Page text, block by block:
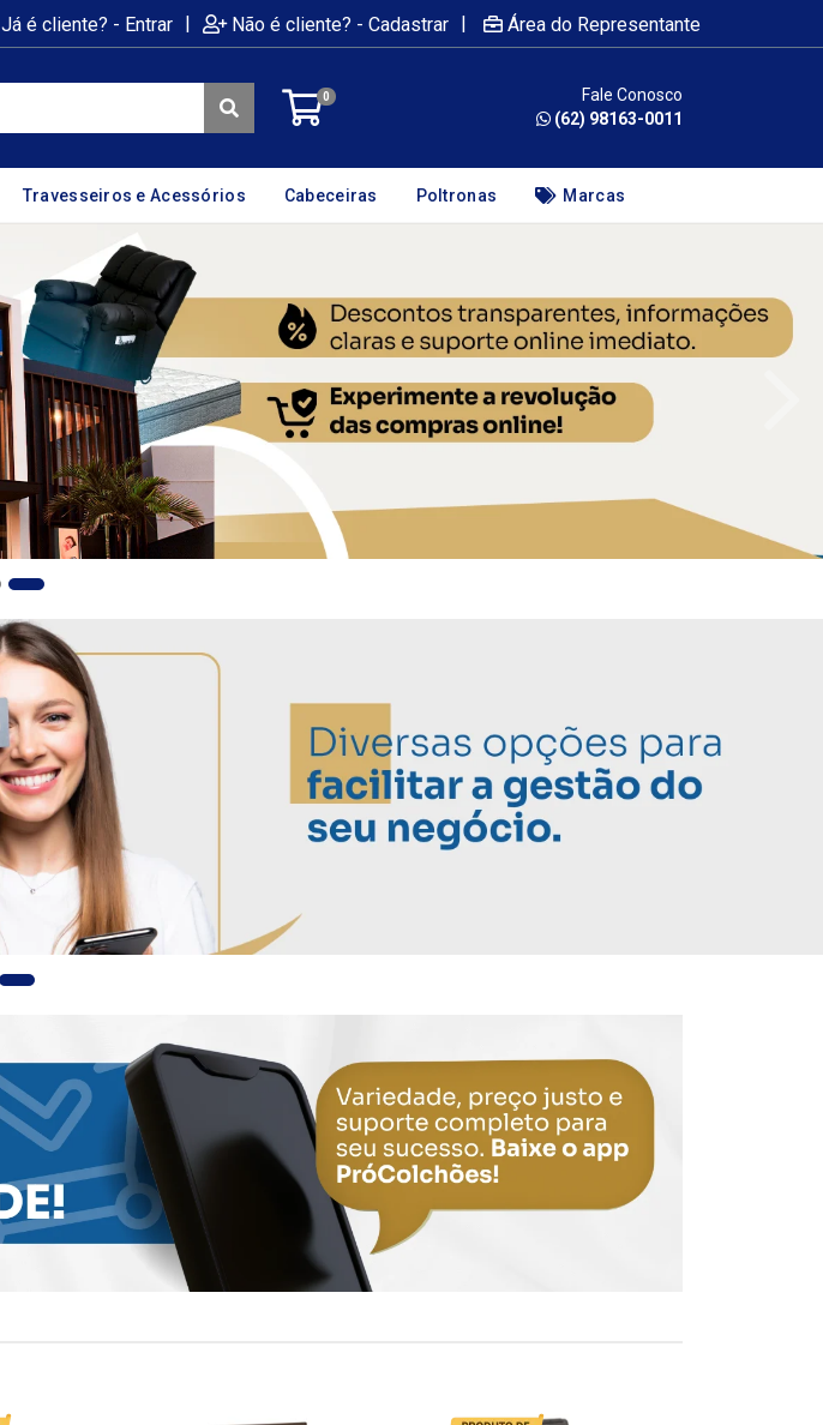
Já é cliente? - Entrar | Não é cliente? - Cadastrar | Área do Representante
0
Fale Conosco
(62) 98163-0011
Travesseiros e Acessórios Cabeceiras Poltronas Marcas